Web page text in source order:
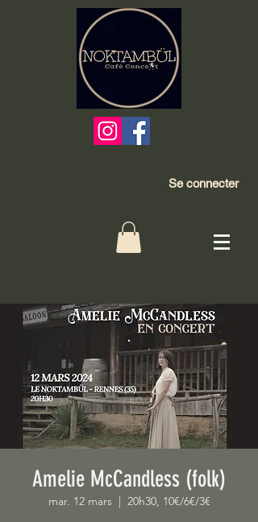
Se connecter
Amelie McCandless (folk)
mar. 12 mars
  |
20h30, 10€/6€/3€